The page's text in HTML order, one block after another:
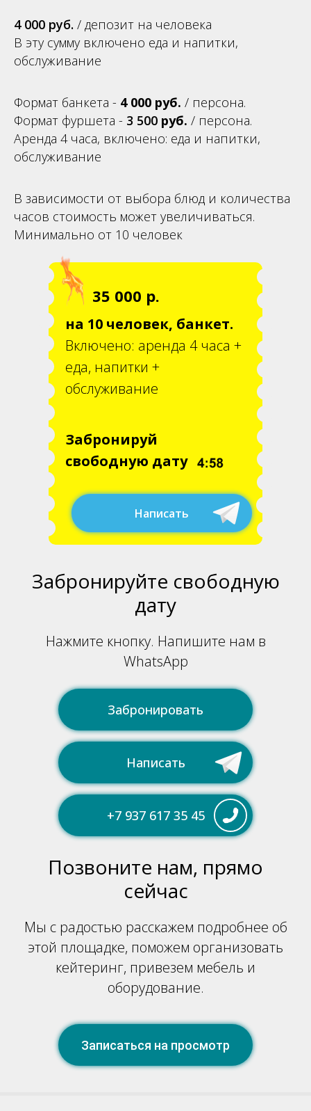
4 000 руб. / депозит на человека
В эту сумму включено еда и напитки,
обслуживание
Формат банкета - 4 000 руб. / персона.
Формат фуршета - 3 500 руб. / персона.
Аренда 4 часа, включено: еда и напитки,
обслуживание
В зависимости от выбора блюд и количества
часов стоимость может увеличиваться.
Минимально от 10 человек
на 10 человек, банкет.
Включено: аренда 4 часа +
еда, напитки +
обслуживание
35 000 р.
Написать
Забронируй
свободную дату
Забронируйте свободную
дату
Нажмите кнопку. Напишите нам в
WhatsApp
Забронировать
+7 937 617 35 45
+7 937 617 35 45
Написать
Позвоните нам, прямо
сейчас
Мы с радостью расскажем подробнее об
этой площадке, поможем организовать
кейтеринг, привезем мебель и
оборудование.
Записаться на просмотр